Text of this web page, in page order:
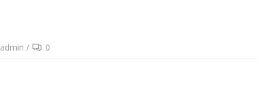
admin / 0